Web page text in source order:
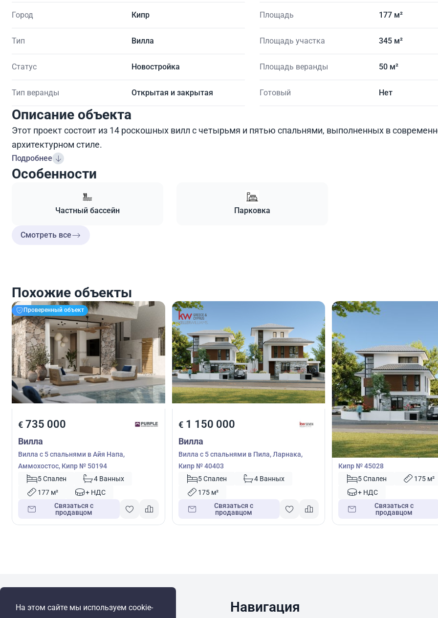
Город Кипр
Тип Вилла
Статус Новостройка
Тип веранды Открытая и закрытая
Площадь 177 м²
Площадь участка 345 м²
Площадь веранды 50 м²
Готовый Нет
Описание объекта
Этот проект состоит из 14 роскошных вилл с четырьмя и пятью спальнями, выполненных в
архитектурном стиле.
Подробнее
Особенности
Частный бассейн Парковка
Смотреть все
Похожие объекты
Проверенный объект
€ 735 000
Вилла
Вилла с 5 спальнями в Айя Напа,
Аммохостос, Кипр № 50194
5 Спален
4 Ванных
177 м²
+ НДС
Связаться с
продавцом
€1 150 000
Вилла
Вилла с 5 спальнями в Пила, Ларнака,
Кипр № 40403
5 Спален
4 Ванных
175 м²
Связаться с
продавцом
€1 300 000
Вилла
Вилла с 5 спальнями в
Кипр № 45028
5 Спален
175 м²
+ НДС
Связаться с
продавцом
На этом сайте мы используем cookie-
© Cyprus Realestate 2026. Все права защищены! Навигация